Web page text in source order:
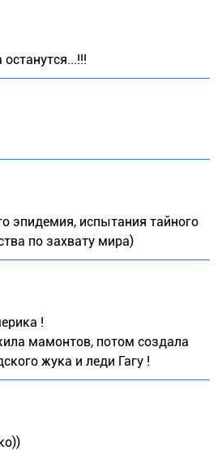
эпидемия, испытания тайного
по захвату мира)
!
мамонтов, потом создала
жука и леди Гагу !